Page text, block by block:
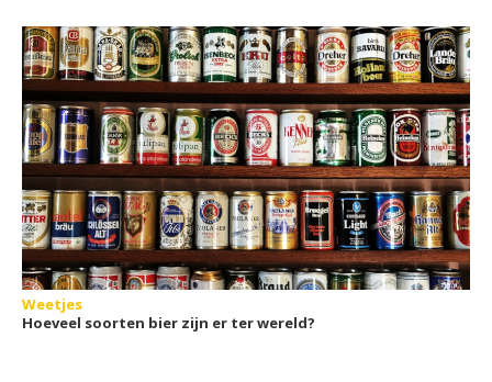
Weetjes
Hoeveel soorten bier zijn er ter wereld?